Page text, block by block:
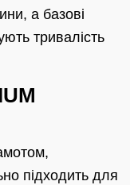
а базові
тривалість
підходить для